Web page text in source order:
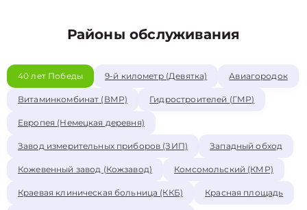
Районы обслуживания
40 лет Победы 9-й километр (Девятка) Авиагородок
Витаминкомбинат (ВМР) Гидростроителей (ГМР)
Европея (Немецкая деревня)
Завод измерительных приборов (ЗИП) Западный обход
Кожевенный завод (Кожзавод) Комсомольский (КМР)
Краевая клиническая больница (ККБ) Красная площадь